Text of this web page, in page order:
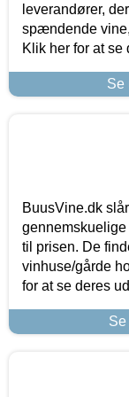
leverandører,
spændende
Klik her for at se
Se
BuusVine.dk
til prisen. De
vinhuse/gårde
for at se deres